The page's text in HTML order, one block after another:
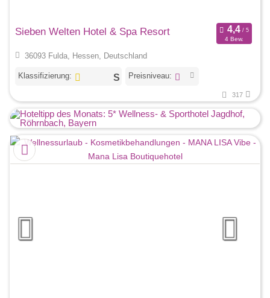
Sieben Welten Hotel & Spa Resort
4 Bew.
36093 Fulda, Hessen, Deutschland
Klassifizierung: Preisniveau:
317